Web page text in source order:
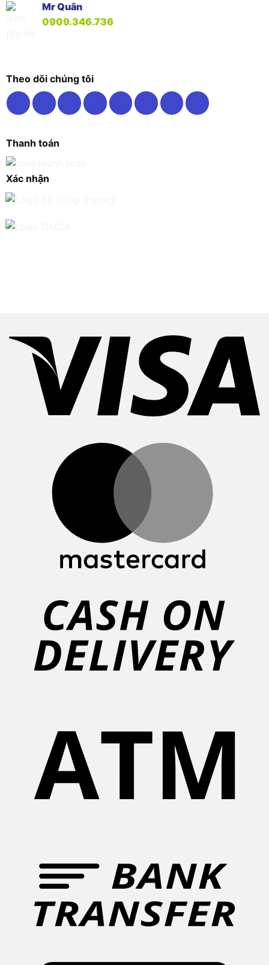
Mr Quân
0909.346.736
Theo dõi chúng tôi
Thanh toán
Xác nhận